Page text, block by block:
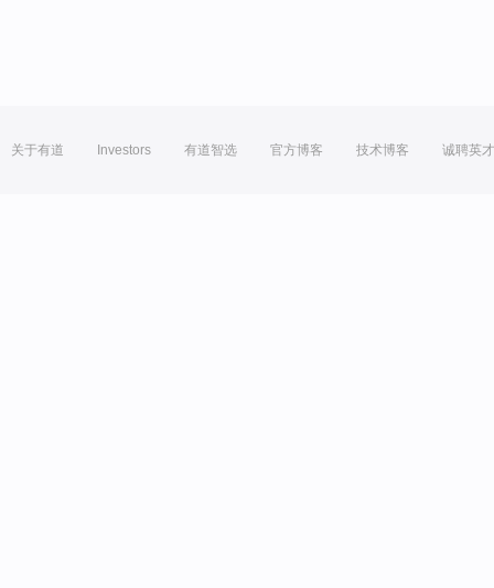
关于有道 Investors 有道智选 官方博客 技术博客 诚聘英才